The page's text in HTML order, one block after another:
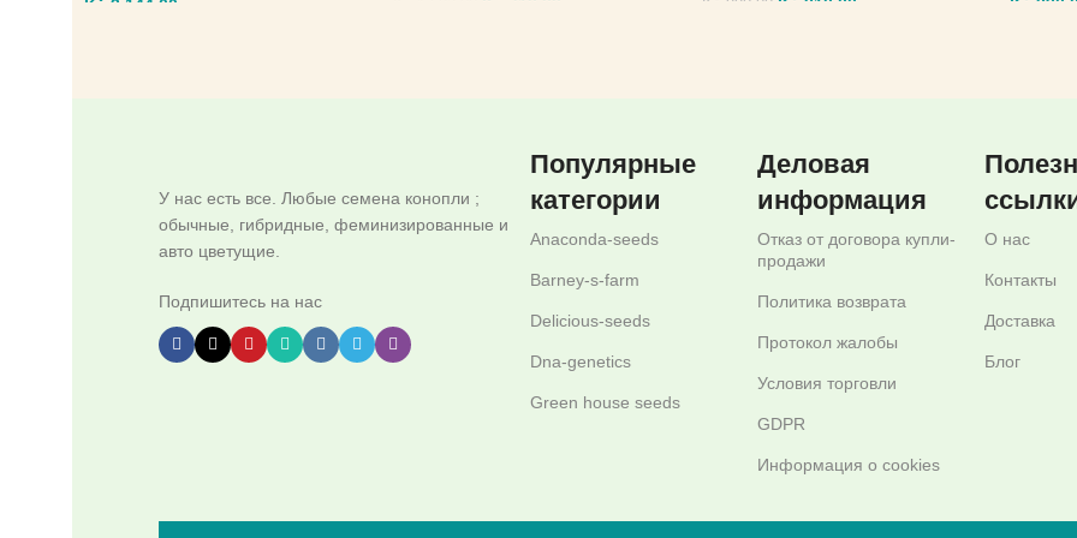
Kč 3.144,00 Kč 1.503,00 Kč 990,00
У нас есть все. Любые семена конопли ;
обычные, гибридные, феминизированные и
авто цветущие.
Подпишитесь на нас
Популярные
категории
Anaconda-seeds
Barney-s-farm
Delicious-seeds
Dna-genetics
Green house seeds
Деловая
информация
Отказ от договора купли-
продажи
Политика возврата
Протокол жалобы
Условия торговли
GDPR
Информация о cookies
О нас
Контакты
Доставка
Блог